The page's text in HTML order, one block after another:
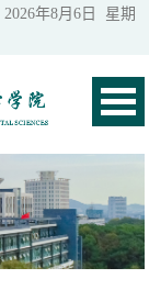
2026年8月6日 星期